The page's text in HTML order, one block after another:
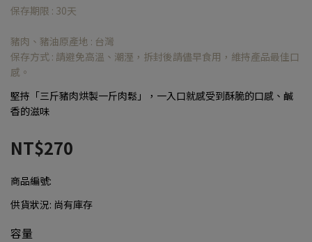
保存期限 : 30天
豬肉、豬油原產地 : 台灣
保存方式 : 請避免高溫、潮溼，拆封後請儘早食用，維持產品最佳口
感。
堅持「三斤豬肉烘製一斤肉鬆」，一入口就感受到酥脆的口感、鹹
香的滋味
NT$270
商品編號:
供貨狀況: 尚有庫存
容量